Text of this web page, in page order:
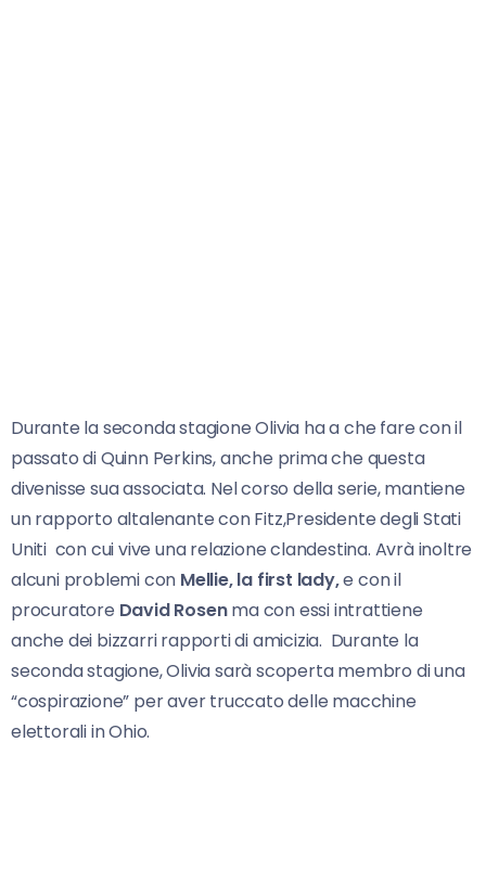
Durante la seconda stagione Olivia ha a che fare con il
passato di Quinn Perkins, anche prima che questa
divenisse sua associata. Nel corso della serie, mantiene
un rapporto altalenante con Fitz,Presidente degli Stati
Uniti con cui vive una relazione clandestina. Avrà inoltre
alcuni problemi con Mellie, la first lady,e con il
procuratore David Rosenma con essi intrattiene
anche dei bizzarri rapporti di amicizia. Durante la
seconda stagione, Olivia sarà scoperta membro di una
“cospirazione” per aver truccato delle macchine
elettorali in Ohio.